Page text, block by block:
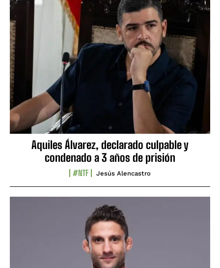
Aquiles Álvarez, declarado culpable y
condenado a 3 años de prisión
#NTF Jesús Alencastro